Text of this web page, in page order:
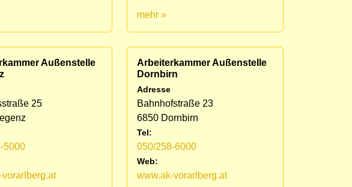
mehr »
Außenstelle
25
5000
Arbeiterkammer Außenstelle
Dornbirn
Adresse
Bahnhofstraße 23
6850 Dornbirn
Tel:
050/258-6000
Web:
www.ak-vorarlberg.at